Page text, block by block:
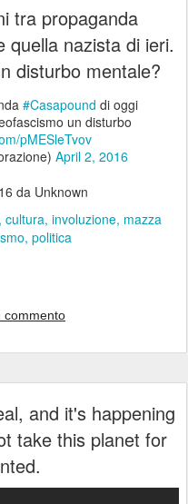
tra propaganda
quella nazista di ieri.
disturbo mentale?
#Casapound di oggi
un disturbo
pMESleTvov
April 2, 2016
da Unknown
cultura involuzione mazza
politica
commento
and it's happening
take this planet for